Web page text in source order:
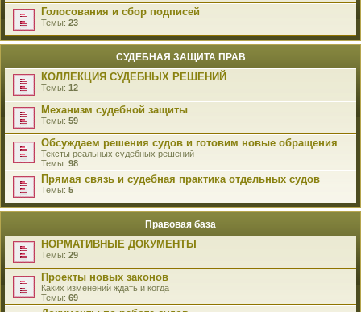
Голосования и сбор подписей
Темы: 23
СУДЕБНАЯ ЗАЩИТА ПРАВ
КОЛЛЕКЦИЯ СУДЕБНЫХ РЕШЕНИЙ
Темы: 12
Механизм судебной защиты
Темы: 59
Обсуждаем решения судов и готовим новые обращения
Тексты реальных судебных решений
Темы: 98
Прямая связь и судебная практика отдельных судов
Темы: 5
Правовая база
НОРМАТИВНЫЕ ДОКУМЕНТЫ
Темы: 29
Проекты новых законов
Каких изменений ждать и когда
Темы: 69